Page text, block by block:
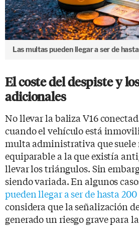
Las multas pueden llegar a ser de
El coste del despiste y
adicionales
No llevar la baliza V16
cuando el vehículo está
multa administrativa que suele
equiparable a la que existía
llevar los triángulos. Sin
siendo variada. En algunos
pueden llegar a ser de hasta 200
considera que la señalización
generado un riesgo grave para